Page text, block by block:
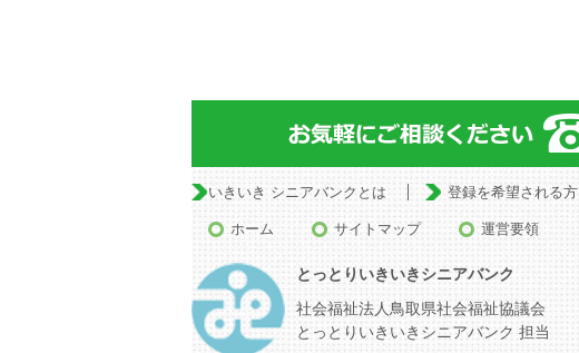
いきいき シニアバンクとは 登録を希望される方
ホーム サイトマップ 運営要領
とっとりいきいきシニアバンク
社会福祉法人鳥取県社会福祉協議会
とっとりいきいきシニアバンク 担当